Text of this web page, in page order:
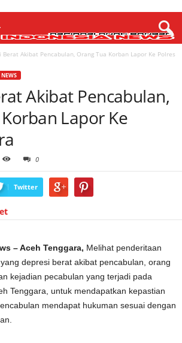
Berat Akibat Pencabulan, Orang Tua Korban Lapor Ke Polres
NEWS
Akibat Pencabulan,
Lapor Ke
0
Twitter
– Aceh Tenggara, Melihat penderitaan
depresi berat akibat pencabulan, orang
kejadian pecabulan yang terjadi pada
Tenggara, untuk mendapatkan kepastian
mendapat hukuman sesuai dengan